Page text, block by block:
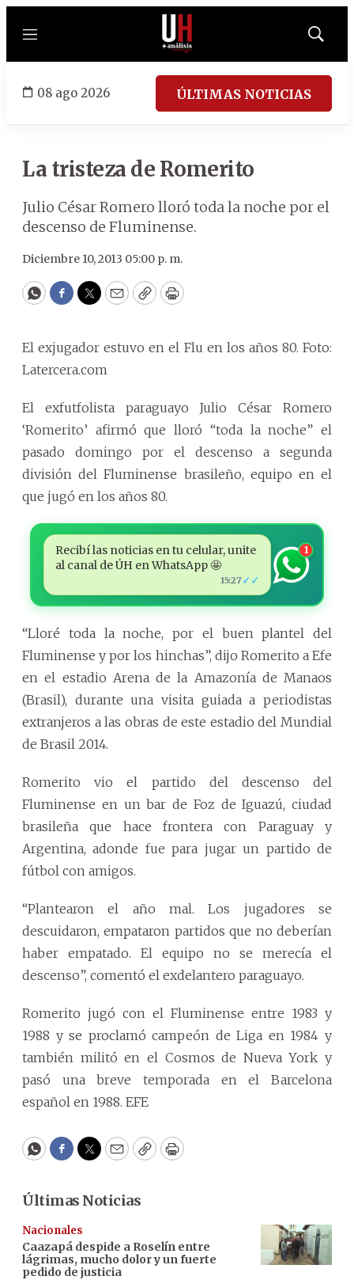
Menú
Mostrar
08 ago 2026 ÚLTIMAS NOTICIAS
La tristeza de Romerito
Julio César Romero lloró toda la noche por el
descenso de Fluminense.
Diciembre 10, 2013 05:00 p. m.
WhatsApp
Facebook
Twitter
EmailCopyPrint
El exjugador estuvo en el Flu en los años 80. Foto:
Latercera.com
El exfutfolista paraguayo Julio César Romero
‘Romerito’ afirmó que lloró “toda la noche” el
pasado domingo por el descenso a segunda
división del Fluminense brasileño, equipo en el
que jugó en los años 80.
Recibí las noticias en tu celular, unite
al canal de ÚH en WhatsApp 🤩
15:27 ✓✓
1
“Lloré toda la noche, por el buen plantel del
Fluminense y por los hinchas”, dijo Romerito a Efe
en el estadio Arena de la Amazonía de Manaos
(Brasil), durante una visita guiada a periodistas
extranjeros a las obras de este estadio del Mundial
de Brasil 2014.
Romerito vio el partido del descenso del
Fluminense en un bar de Foz de Iguazú, ciudad
brasileña que hace frontera con Paraguay y
Argentina, adonde fue para jugar un partido de
fútbol con amigos.
“Plantearon el año mal. Los jugadores se
descuidaron, empataron partidos que no deberían
haber empatado. El equipo no se merecía el
descenso”, comentó el exdelantero paraguayo.
Romerito jugó con el Fluminense entre 1983 y
1988 y se proclamó campeón de Liga en 1984 y
también militó en el Cosmos de Nueva York y
pasó una breve temporada en el Barcelona
español en 1988. EFE
WhatsApp
Facebook
Twitter
EmailCopyPrint
Últimas Noticias
Nacionales
Caazapá despide a Roselín entre
lágrimas, mucho dolor y un fuerte
pedido de justicia